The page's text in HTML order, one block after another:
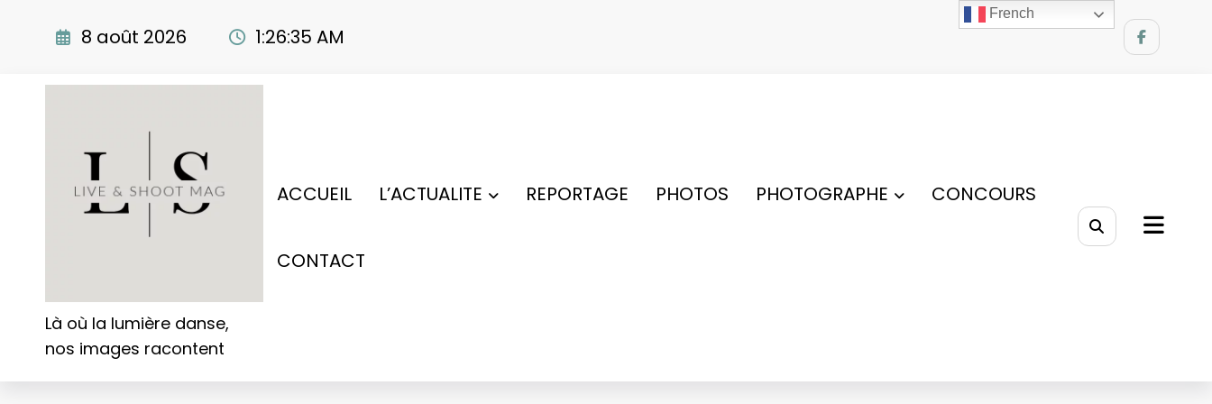
8 août 2026 1:26:36 AM
Là où la lumière danse,
nos images racontent
ACCUEIL L’ACTUALITE REPORTAGE PHOTOS PHOTOGRAPHE CONCOURS
CONTACT
French